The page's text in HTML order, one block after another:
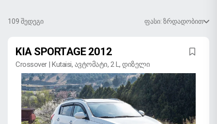
109 შედეგი ფასი: ზრდადობით
KIA SPORTAGE 2012
Crossover | Kutaisi, ავტომატი, 2 L, დიზელი